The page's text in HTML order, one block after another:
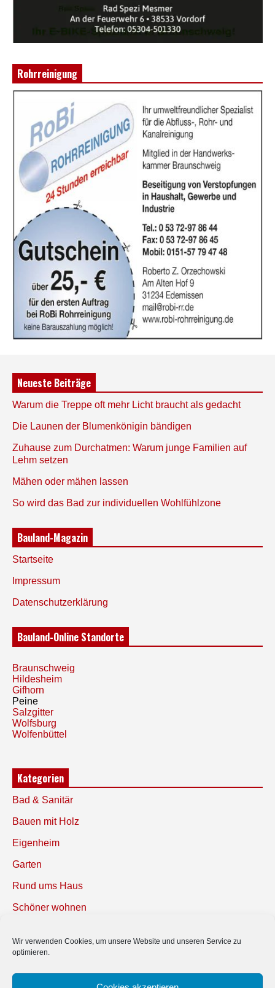
Wir verwenden Cookies, um unsere Website und unseren Service zu
optimieren.
Rohrreinigung
Neueste Beiträge
Warum die Treppe oft mehr Licht braucht als gedacht
Die Launen der Blumenkönigin bändigen
Zuhause zum Durchatmen: Warum junge Familien auf
Lehm setzen
Mähen oder mähen lassen
So wird das Bad zur individuellen Wohlfühlzone
Bauland-Magazin
Startseite
Impressum
Datenschutzerklärung
Bauland-Online Standorte
Braunschweig
Hildesheim
Gifhorn
Peine
Salzgitter
Wolfsburg
Wolfenbüttel
Kategorien
Bad & Sanitär
Bauen mit Holz
Eigenheim
Garten
Rund ums Haus
Schöner wohnen